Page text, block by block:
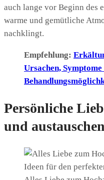
auch lange vor Beginn des
warme und gemütliche
nachklingt.
Empfehlung:
Ursachen,
Persönliche
und